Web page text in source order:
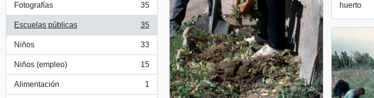
Fotografías
, 35 results
35
Escuelas públicas
, 35 results
35
Niños
, 33 results
33
Niños (empleo)
, 15 results
15
Alimentación
, 1 results
1
huerto